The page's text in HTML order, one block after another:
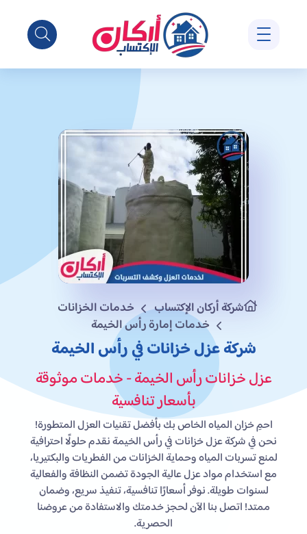
شركة أركان الإكتساب
خدمات الخزانات
خدمات إمارة رأس الخيمة
شركة عزل خزانات في رأس الخيمة
عزل خزانات رأس الخيمة - خدمات موثوقة
بأسعار تنافسية
احمِ خزان المياه الخاص بك بأفضل تقنيات العزل المتطورة!
نحن في شركة عزل خزانات في رأس الخيمة نقدم حلولًا احترافية
لمنع تسربات المياه وحماية الخزانات من الفطريات والبكتيريا،
مع استخدام مواد عزل عالية الجودة تضمن النظافة والفعالية
لسنوات طويلة. نوفر أسعارًا تنافسية، تنفيذ سريع، وضمان
ممتد! اتصل بنا الآن لحجز خدمتك والاستفادة من عروضنا
الحصرية.